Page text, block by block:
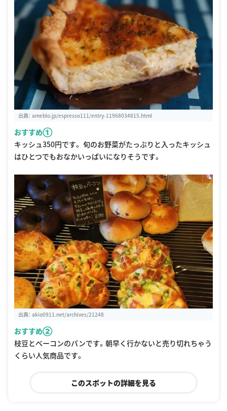
出典： ameblo.jp/espresso111/entry-11968034815.html
おすすめ①
キッシュ350円です。 旬のお野菜がたっぷりと入ったキッシュ
はひとつでもおなかいっぱいになりそうです。
出典： akio0911.net/archives/21248
おすすめ②
枝豆とベーコンのパンです。朝早く行かないと売り切れちゃう
くらい人気商品です。
このスポットの詳細を見る